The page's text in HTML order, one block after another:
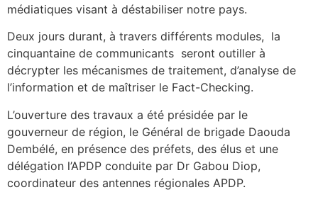
médiatiques visant à déstabiliser notre pays.
Deux jours durant, à travers différents modules, la
cinquantaine de communicants seront outiller à
décrypter les mécanismes de traitement, d’analyse de
l’information et de maîtriser le Fact-Checking.
L’ouverture des travaux a été présidée par le
gouverneur de région, le Général de brigade Daouda
Dembélé, en présence des préfets, des élus et une
délégation l’APDP conduite par Dr Gabou Diop,
coordinateur des antennes régionales APDP.